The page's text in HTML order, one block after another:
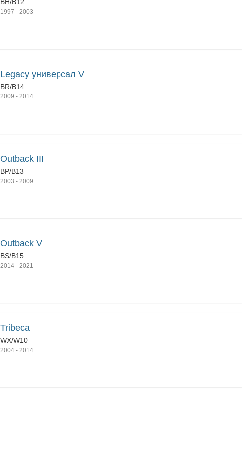
BH/B12
1997 - 2003
Legacy универсал V
BR/B14
2009 - 2014
Outback III
BP/B13
2003 - 2009
Outback V
BS/B15
2014 - 2021
Tribeca
WX/W10
2004 - 2014